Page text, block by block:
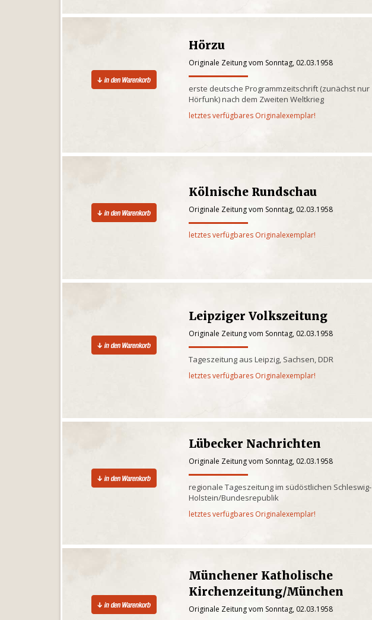
Hörzu
Originale Zeitung vom Sonntag, 02.03.1958
erste deutsche Programmzeitschrift (zunächst nur
Hörfunk) nach dem Zweiten Weltkrieg
letztes verfügbares Originalexemplar!
Kölnische Rundschau
Originale Zeitung vom Sonntag, 02.03.1958
letztes verfügbares Originalexemplar!
Leipziger Volkszeitung
Originale Zeitung vom Sonntag, 02.03.1958
Tageszeitung aus Leipzig, Sachsen, DDR
letztes verfügbares Originalexemplar!
Lübecker Nachrichten
Originale Zeitung vom Sonntag, 02.03.1958
regionale Tageszeitung im südöstlichen Schleswig-
Holstein/Bundesrepublik
letztes verfügbares Originalexemplar!
Münchener Katholische
Kirchenzeitung/München
Originale Zeitung vom Sonntag, 02.03.1958